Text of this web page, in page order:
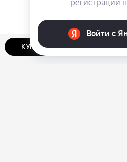
КУПИТЬ В ОДИН КЛИК